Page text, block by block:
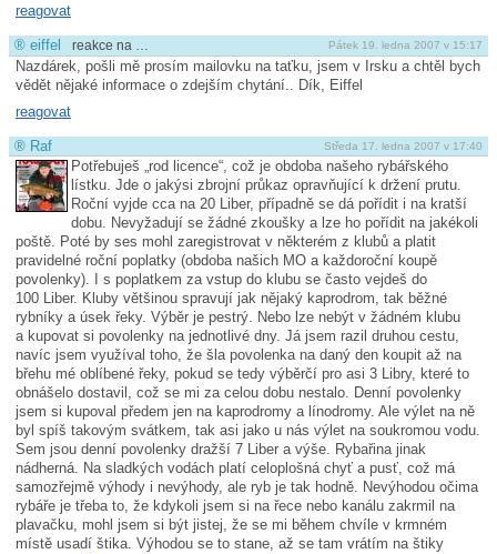
reagovat
Pátek 19. ledna 2007 v 15:17
® eiffel reakce na …
Nazdárek, pošli mě prosím mailovku na taťku, jsem v Irsku a chtěl bych
vědět nějaké informace o zdejším chytání.. Dík, Eiffel
reagovat
Středa 17. ledna 2007 v 17:40
® Raf
Potřebuješ „rod licence“, což je obdoba našeho rybářského
lístku. Jde o jakýsi zbrojní průkaz opravňující k držení prutu.
Roční vyjde cca na 20 Liber, případně se dá pořídit i na kratší
dobu. Nevyžadují se žádné zkoušky a lze ho pořídit na jakékoli
poště. Poté by ses mohl zaregistrovat v některém z klubů a platit
pravidelné roční poplatky (obdoba našich MO a každoroční koupě
povolenky). I s poplatkem za vstup do klubu se často vejdeš do
100 Liber. Kluby většinou spravují jak nějaký kaprodrom, tak běžné
rybníky a úsek řeky. Výběr je pestrý. Nebo lze nebýt v žádném klubu
a kupovat si povolenky na jednotlivé dny. Já jsem razil druhou cestu,
navíc jsem využíval toho, že šla povolenka na daný den koupit až na
břehu mé oblíbené řeky, pokud se tedy výběrčí pro asi 3 Libry, které to
obnášelo dostavil, což se mi za celou dobu nestalo. Denní povolenky
jsem si kupoval předem jen na kaprodromy a línodromy. Ale výlet na ně
byl spíš takovým svátkem, tak asi jako u nás výlet na soukromou vodu.
Sem jsou denní povolenky dražší 7 Liber a výše. Rybařina jinak
nádherná. Na sladkých vodách platí celoplošná chyť a pusť, což má
samozřejmě výhody i nevýhody, ale ryb je tak hodně. Nevýhodou očima
rybáře je třeba to, že kdykoli jsem si na řece nebo kanálu zakrmil na
plavačku, mohl jsem si být jistej, že se mi během chvíle v krmném
místě usadí štika. Výhodou se to stane, až se tam vrátím na štiky